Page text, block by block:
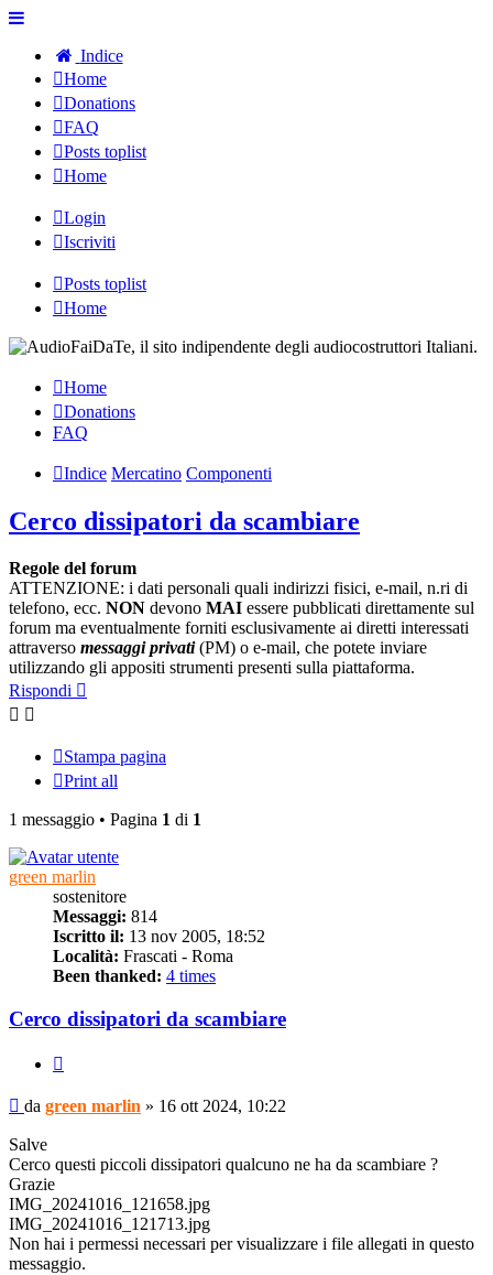
Indice
Home
Donations
FAQ
Posts toplist
Home
Login
Iscriviti
Posts toplist
Home
Home
Donations
FAQ
Indice Mercatino Componenti
Cerco dissipatori da scambiare
Regole del forum
ATTENZIONE: i dati personali quali indirizzi fisici, e-mail, n.ri di
telefono, ecc. NON devono MAI essere pubblicati direttamente sul
forum ma eventualmente forniti esclusivamente ai diretti interessati
attraverso messaggi privati(PM) o e-mail, che potete inviare
utilizzando gli appositi strumenti presenti sulla piattaforma.
Rispondi
Stampa pagina
Print all
1 messaggio • Pagina 1 di 1
green marlin
sostenitore
Messaggi: 814
Iscritto il: 13 nov 2005, 18:52
Località: Frascati - Roma
Been thanked: 4 times
Cerco dissipatori da scambiare
Messaggio
da green marlin » 16 ott 2024, 10:22
Salve
Cerco questi piccoli dissipatori qualcuno ne ha da scambiare ?
Grazie
IMG_20241016_121658.jpg
IMG_20241016_121713.jpg
Non hai i permessi necessari per visualizzare i file allegati in questo
messaggio.